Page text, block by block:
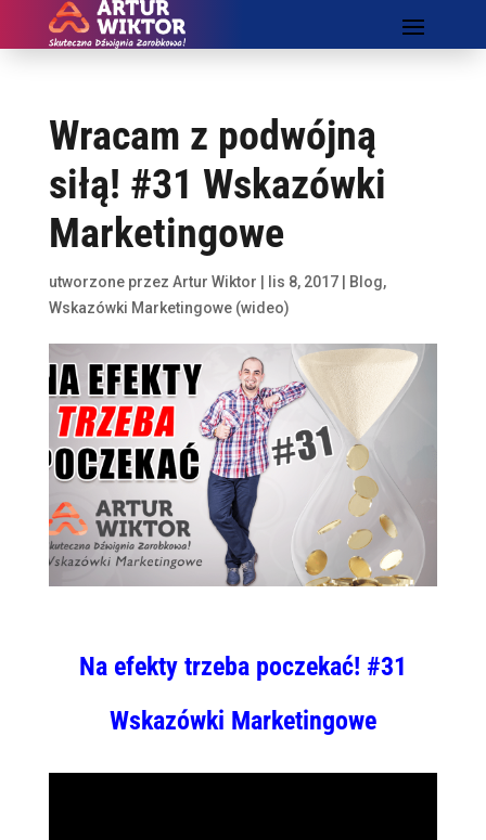
Wracam z podwójną
siłą! #31 Wskazówki
Marketingowe
utworzone przez Artur Wiktor lis 8, 2017| Blog,
Wskazówki Marketingowe (wideo)
Na efekty trzeba poczekać! #31
Wskazówki Marketingowe